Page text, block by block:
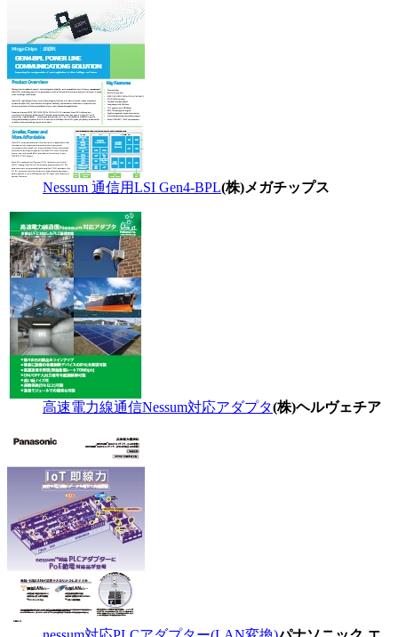
Nessum 通信用LSI Gen4-BPL(株)メガチップス
高速電力線通信Nessum対応アダプタ(株)ヘルヴェチア